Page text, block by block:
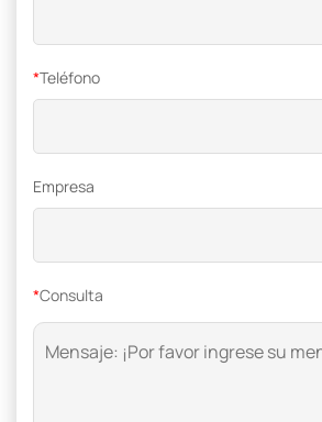
*Teléfono
Empresa
*Consulta